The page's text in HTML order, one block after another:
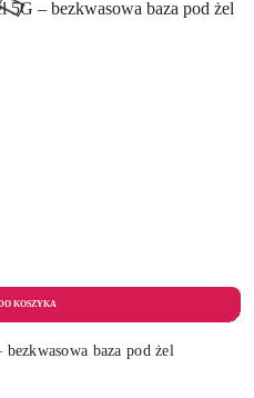
baza pod żel